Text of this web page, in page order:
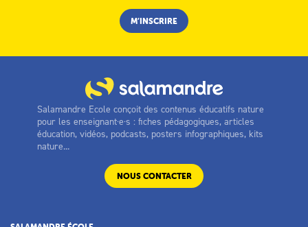
Salamandre Ecole conçoit des contenus éducatifs nature
pour les enseignant·e·s : fiches pédagogiques, articles
éducation, vidéos, podcasts, posters infographiques, kits
nature...
NOUS CONTACTER